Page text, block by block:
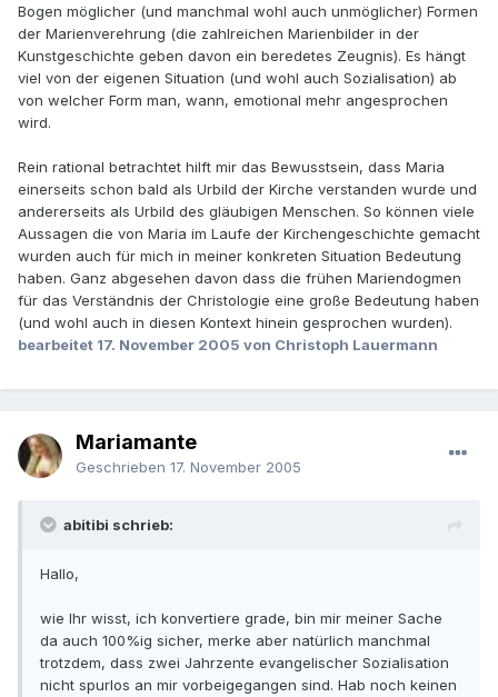
Bogen möglicher (und manchmal wohl auch unmöglicher) Formen
der Marienverehrung (die zahlreichen Marienbilder in der
Kunstgeschichte geben davon ein beredetes Zeugnis). Es hängt
viel von der eigenen Situation (und wohl auch Sozialisation) ab
von welcher Form man, wann, emotional mehr angesprochen
wird.
Rein rational betrachtet hilft mir das Bewusstsein, dass Maria
einerseits schon bald als Urbild der Kirche verstanden wurde und
andererseits als Urbild des gläubigen Menschen. So können viele
Aussagen die von Maria im Laufe der Kirchengeschichte gemacht
wurden auch für mich in meiner konkreten Situation Bedeutung
haben. Ganz abgesehen davon dass die frühen Mariendogmen
für das Verständnis der Christologie eine große Bedeutung haben
(und wohl auch in diesen Kontext hinein gesprochen wurden).
bearbeitet 17. November 2005 von Christoph Lauermann
Mariamante
Geschrieben 17. November 2005
abitibi schrieb:
Hallo,
wie Ihr wisst, ich konvertiere grade, bin mir meiner Sache
da auch 100%ig sicher, merke aber natürlich manchmal
trotzdem, dass zwei Jahrzente evangelischer Sozialisation
nicht spurlos an mir vorbeigegangen sind. Hab noch keinen